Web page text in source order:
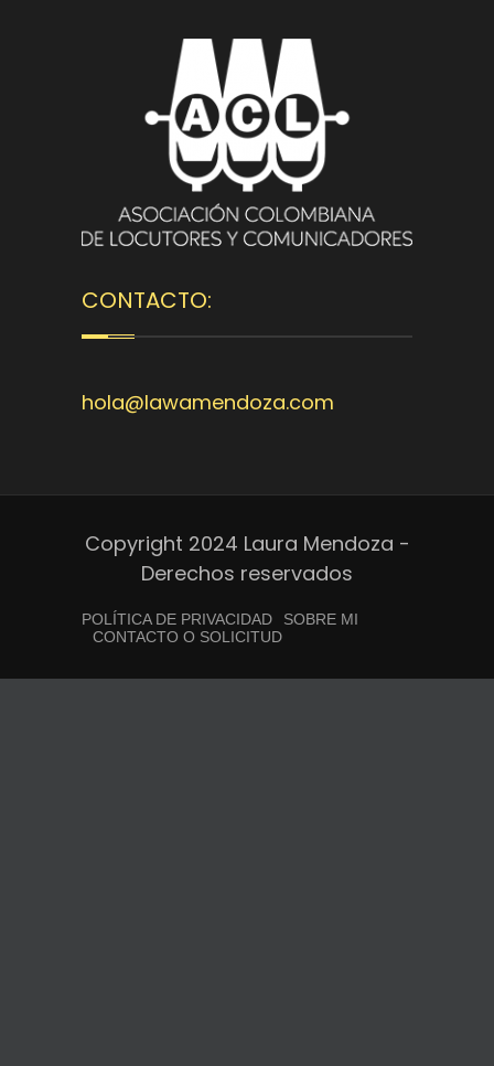
CONTACTO:
hola@lawamendoza.com
Copyright 2024 Laura Mendoza -
Derechos reservados
POLÍTICA DE PRIVACIDAD
SOBRE MI
CONTACTO O SOLICITUD